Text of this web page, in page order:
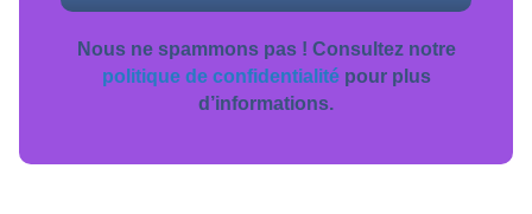
Nous ne spammons pas ! Consultez notre
politique de confidentialitépour plus
d’informations.